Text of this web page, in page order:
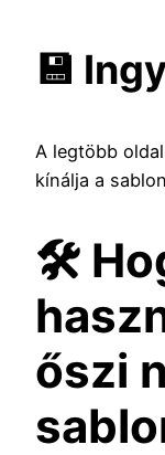
💾
A legtöbb
kínálja a
🛠️
őszi